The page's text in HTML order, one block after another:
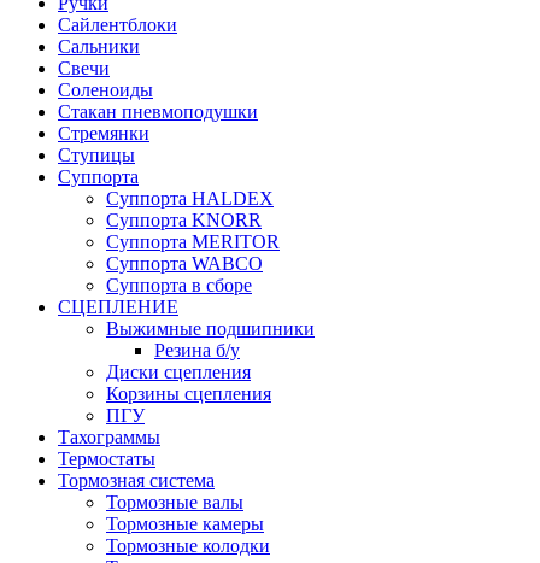
Сайлентблоки
Сальники
Свечи
Соленоиды
Стакан пневмоподушки
Стремянки
Ступицы
Суппорта
Суппорта HALDEX
Суппорта KNORR
Суппорта MERITOR
Суппорта WABCO
Суппорта в сборе
СЦЕПЛЕНИЕ
Выжимные подшипники
Резина б/у
Диски сцепления
Корзины сцепления
ПГУ
Тахограммы
Термостаты
Тормозная система
Тормозные валы
Тормозные камеры
Тормозные колодки